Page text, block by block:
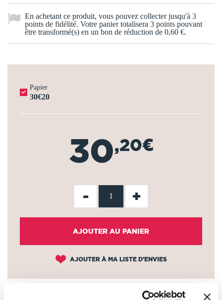
En achetant ce produit, vous pouvez collecter jusqu'à 3
points de fidélité. Votre panier totalisera 3 points pouvant
être transformé(s) en un bon de réduction de 0,60 €.
Papier
30€20
30,20€
- +
AJOUTER AU PANIER
AJOUTER À MA LISTE D'ENVIES